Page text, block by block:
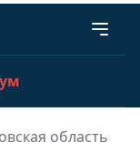
область